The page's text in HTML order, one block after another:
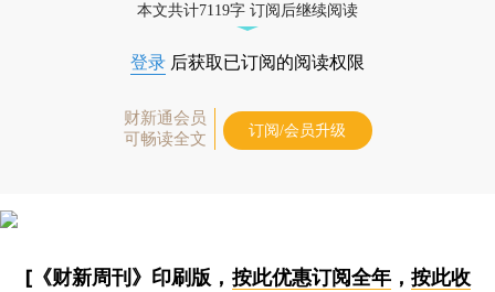
本文共计7119字 订阅后继续阅读
登录 后获取已订阅的阅读权限
财新通会员
可畅读全文
订阅/会员升级
[《财新周刊》印刷版， 按此优惠订阅全年， 按此收